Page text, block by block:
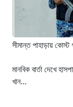
সীমান্ত পাহাড়ায়
মানবিক বার্তা দেখে
খান...